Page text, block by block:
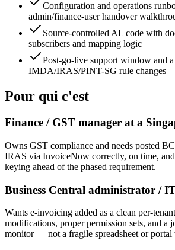
Configuration and operations
admin/finance-user handover
Source-controlled AL code with
subscribers and mapping logic
Post-go-live support window and
IMDA/IRAS/PINT-SG rule changes
Pour qui c'est
Finance / GST manager at a
Owns GST compliance and needs posted
IRAS via InvoiceNow correctly, on time,
keying ahead of the phased requirement.
Business Central administrator /
Wants e-invoicing added as a clean per-
modifications, proper permission sets, and a
monitor — not a fragile spreadsheet or portal